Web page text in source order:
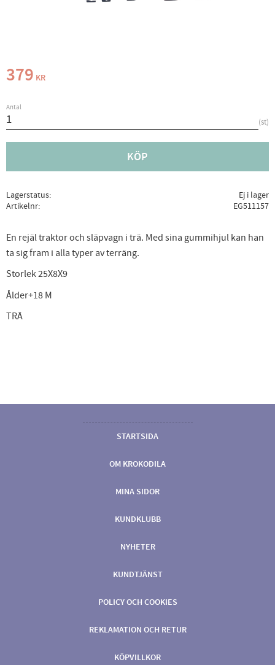
379 KR
Antal
st
KÖP
Lagerstatus
Ej i lager
Artikelnr
EG511157
En rejäl traktor och släpvagn i trä. Med sina gummihjul kan han
ta sig fram i alla typer av terräng.
Storlek 25X8X9
Ålder+18 M
TRÄ
STARTSIDA
OM KROKODILA
MINA SIDOR
KUNDKLUBB
NYHETER
KUNDTJÄNST
POLICY OCH COOKIES
REKLAMATION OCH RETUR
KÖPVILLKOR